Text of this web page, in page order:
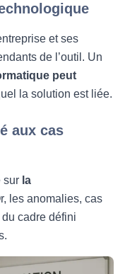
et ses
de l’outil. Un
peut
la solution est liée.
aux cas
sur la
les anomalies, cas
cadre défini